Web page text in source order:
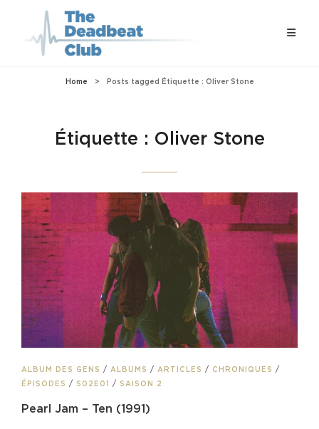
Home > Posts tagged Étiquette : Oliver Stone
Étiquette : Oliver Stone
CAT
LINKS
ALBUM DES GENS / ALBUMS / ARTICLES / CHRONIQUES /
ÉPISODES / S02E01 / SAISON 2
Pearl Jam – Ten (1991)